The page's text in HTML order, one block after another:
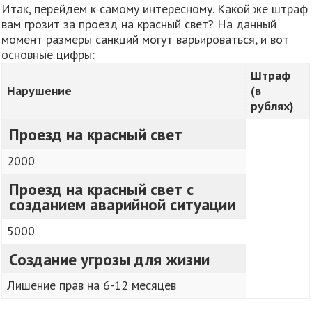
Итак, перейдем к самому интересному. Какой же штраф
вам грозит за проезд на красный свет? На данный
момент размеры санкций могут варьироваться, и вот
основные цифры:
Нарушение
Штраф
(в
рублях)
Проезд на красный свет
2000
Проезд на красный свет с
созданием аварийной ситуации
5000
Создание угрозы для жизни
Лишение прав на 6-12 месяцев